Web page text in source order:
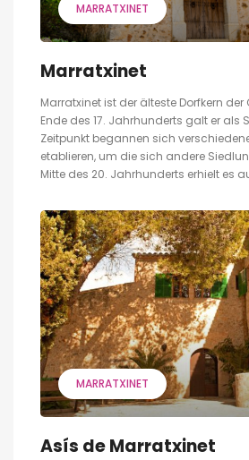
MARRATXINET
Marratxinet
Marratxinet ist der älteste Dorfkern der
Ende des 17. Jahrhunderts galt er als
Zeitpunkt begannen sich
etablieren, um die sich andere
Mitte des 20. Jahrhunderts erhielt es
MARRATXINET
Asís de Marratxinet